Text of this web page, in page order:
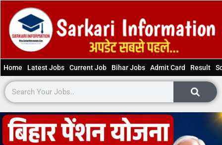
Home Latest Jobs Current Job Bihar Jobs Admit Card Result